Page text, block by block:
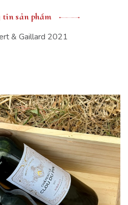
tin sản phẩm
& Gaillard 2021